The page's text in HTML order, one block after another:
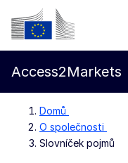
Přejít na hlavní
Evropská komise
Access2Markets
Domů
O společnosti
Slovníček pojmů